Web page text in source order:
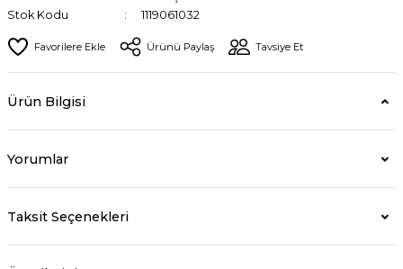
Stok Kodu
1119061032
Ürünü Paylaş Tavsiye Et
Ürün Bilgisi
Yorumlar
Taksit Seçenekleri